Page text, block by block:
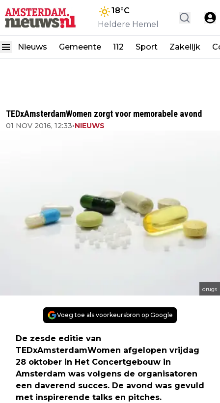
18°C
Heldere Hemel
Nieuws Gemeente 112 Sport Zakelijk
TEDxAmsterdamWomen zorgt voor memorabele avond
01 NOV 2016, 12:33•NIEUWS
drugs
Voeg toe als voorkeursbron op Google
De zesde editie van
TEDxAmsterdamWomen afgelopen vrijdag
28 oktober in Het Concertgebouw in
Amsterdam was volgens de organisatoren
een daverend succes. De avond was gevuld
met inspirerende talks en pitches.